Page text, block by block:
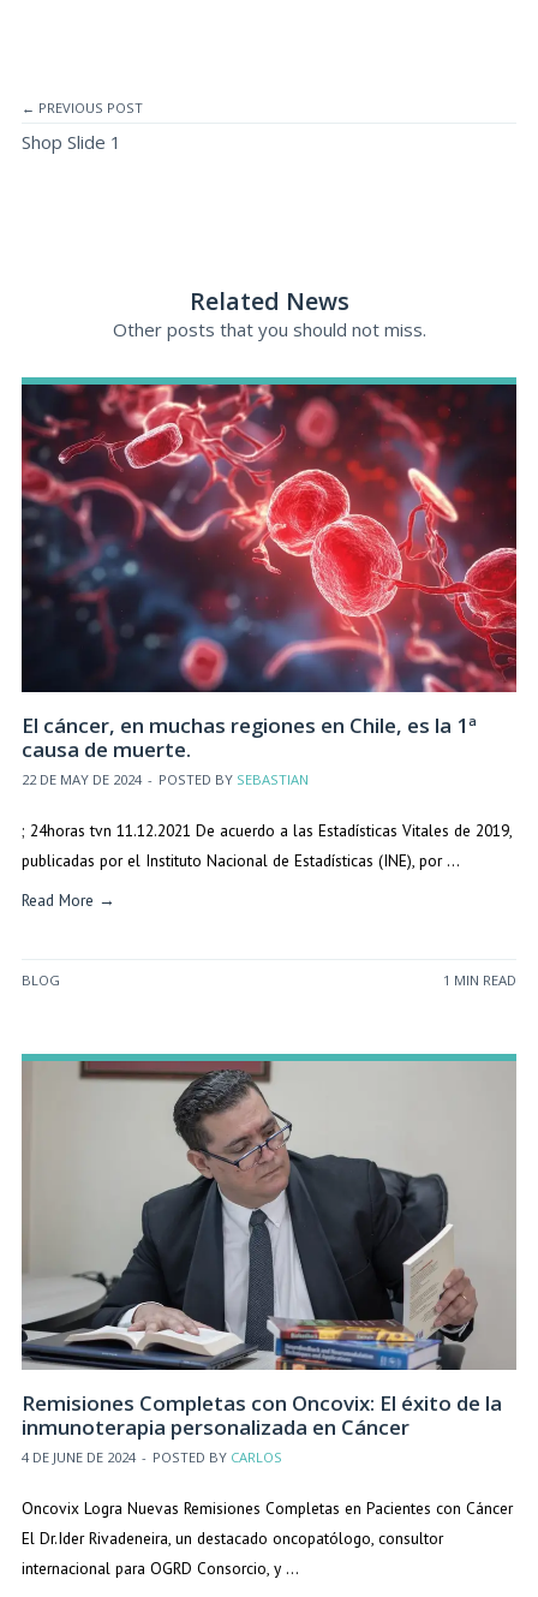
← PREVIOUS POST
Shop Slide 1
Related News
Other posts that you should not miss.
El cáncer, en muchas regiones en Chile, es la 1ª
causa de muerte.
22 DE MAY DE 2024 - POSTED BY SEBASTIAN
; 24horas tvn 11.12.2021 De acuerdo a las Estadísticas Vitales de 2019,
publicadas por el Instituto Nacional de Estadísticas (INE), por …
Read More →
BLOG 1 MIN READ
Remisiones Completas con Oncovix: El éxito de la
inmunoterapia personalizada en Cáncer
4 DE JUNE DE 2024 - POSTED BY CARLOS
Oncovix Logra Nuevas Remisiones Completas en Pacientes con Cáncer
El Dr.Ider Rivadeneira, un destacado oncopatólogo, consultor
internacional para OGRD Consorcio, y …